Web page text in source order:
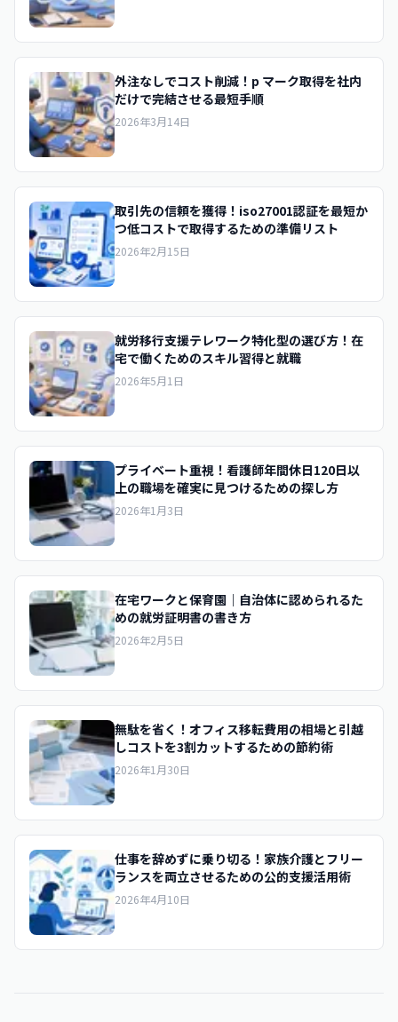
外注なしでコスト削減！p マーク取得を社内
だけで完結させる最短手順
2026年3月14日
取引先の信頼を獲得！iso27001認証を最短か
つ低コストで取得するための準備リスト
2026年2月15日
就労移行支援テレワーク特化型の選び方！在
宅で働くためのスキル習得と就職
2026年5月1日
プライベート重視！看護師年間休日120日以
上の職場を確実に見つけるための探し方
2026年1月3日
在宅ワークと保育園｜自治体に認められるた
めの就労証明書の書き方
2026年2月5日
無駄を省く！オフィス移転費用の相場と引越
しコストを3割カットするための節約術
2026年1月30日
仕事を辞めずに乗り切る！家族介護とフリー
ランスを両立させるための公的支援活用術
2026年4月10日